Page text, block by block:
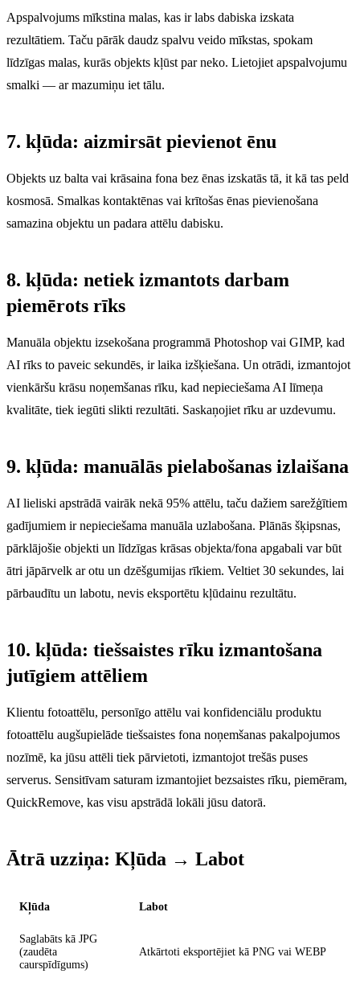
Apspalvojums mīkstina malas, kas ir labs dabiska izskata
rezultātiem. Taču pārāk daudz spalvu veido mīkstas, spokam
līdzīgas malas, kurās objekts kļūst par neko. Lietojiet apspalvojumu
smalki — ar mazumiņu iet tālu.
7. kļūda: aizmirsāt pievienot ēnu
Objekts uz balta vai krāsaina fona bez ēnas izskatās tā, it kā tas peld
kosmosā. Smalkas kontaktēnas vai krītošas ​​ēnas pievienošana
samazina objektu un padara attēlu dabisku.
8. kļūda: netiek izmantots darbam
piemērots rīks
Manuāla objektu izsekošana programmā Photoshop vai GIMP, kad
AI rīks to paveic sekundēs, ir laika izšķiešana. Un otrādi, izmantojot
vienkāršu krāsu noņemšanas rīku, kad nepieciešama AI līmeņa
kvalitāte, tiek iegūti slikti rezultāti. Saskaņojiet rīku ar uzdevumu.
9. kļūda: manuālās pielabošanas izlaišana
AI lieliski apstrādā vairāk nekā 95% attēlu, taču dažiem sarežģītiem
gadījumiem ir nepieciešama manuāla uzlabošana. Plānās šķipsnas,
pārklājošie objekti un līdzīgas krāsas objekta/fona apgabali var būt
ātri jāpārvelk ar otu un dzēšgumijas rīkiem. Veltiet 30 sekundes, lai
pārbaudītu un labotu, nevis eksportētu kļūdainu rezultātu.
10. kļūda: tiešsaistes rīku izmantošana
jutīgiem attēliem
Klientu fotoattēlu, personīgo attēlu vai konfidenciālu produktu
fotoattēlu augšupielāde tiešsaistes fona noņemšanas pakalpojumos
nozīmē, ka jūsu attēli tiek pārvietoti, izmantojot trešās puses
serverus. Sensitīvam saturam izmantojiet bezsaistes rīku, piemēram,
QuickRemove, kas visu apstrādā lokāli jūsu datorā.
Ātrā uzziņa: Kļūda → Labot
Kļūda Labot
Saglabāts kā JPG
(zaudēta
caurspīdīgums)
Atkārtoti eksportējiet kā PNG vai WEBP